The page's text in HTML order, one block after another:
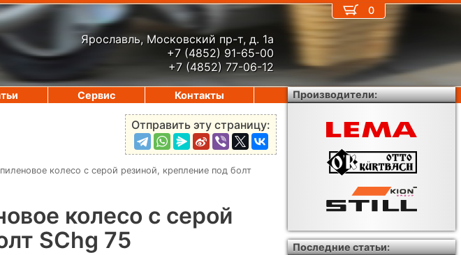
Ярославль, Московский пр-т, д. 1а
+7 (4852) 91-65-00
+7 (4852) 77-06-12
Отправить эту страницу:
колесо с серой резиной, крепление под болт
колесо с серой
SChg 75
0
Сервис Контакты Производители:
Последние статьи: